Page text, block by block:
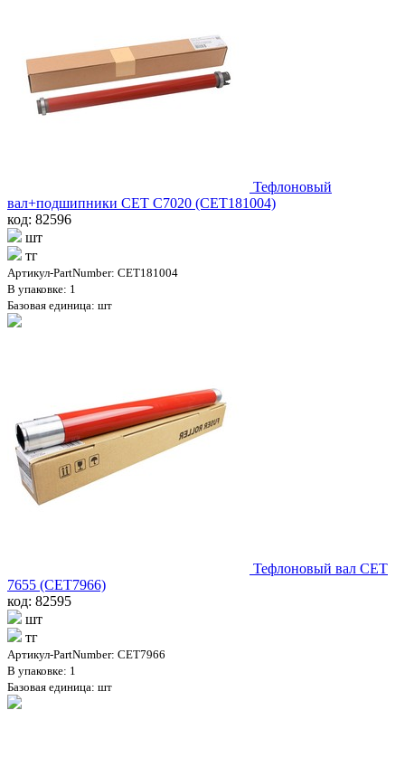
Тефлоновый
вал+подшипники CET C7020 (CET181004)
код: 82596
шт
тг
Артикул-PartNumber: CET181004
В упаковке: 1
Базовая единица: шт
Тефлоновый вал CET
7655 (CET7966)
код: 82595
шт
тг
Артикул-PartNumber: CET7966
В упаковке: 1
Базовая единица: шт